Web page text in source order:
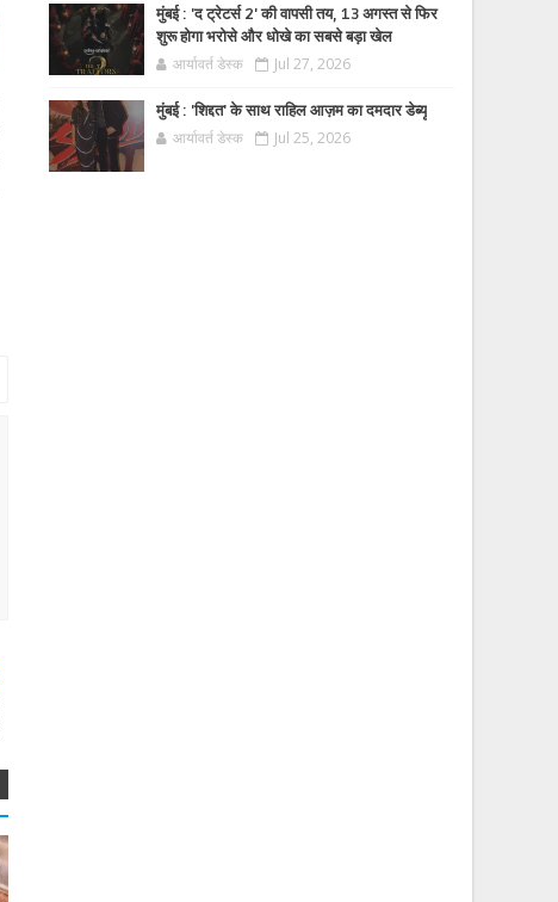
मुंबई : 'द ट्रेटर्स 2' की वापसी तय, 13 अगस्त से फिर
शुरू होगा भरोसे और धोखे का सबसे बड़ा खेल
आर्यावर्त डेस्क Jul 27, 2026
मुंबई : 'शिद्दत' के साथ राहिल आज़म का दमदार डेब्यू
आर्यावर्त डेस्क Jul 25, 2026